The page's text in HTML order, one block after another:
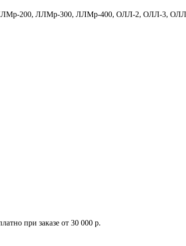
200, ЛЛМр-300, ЛЛМр-400, ОЛЛ-2, ОЛЛ-3,
при заказе от 30 000 р.